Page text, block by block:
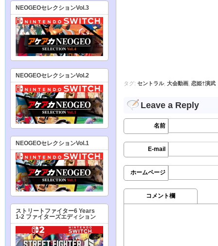
タグ: セントラル, 大会動画 恋姫†演武
Leave a Reply
名前
E-mail
ホームページ
コメント欄
NEOGEOセレクションVol.3
NEOGEOセレクションVol.2
NEOGEOセレクションVol.1
ストリートファイター6 Years
1-2 ファイターズエディション